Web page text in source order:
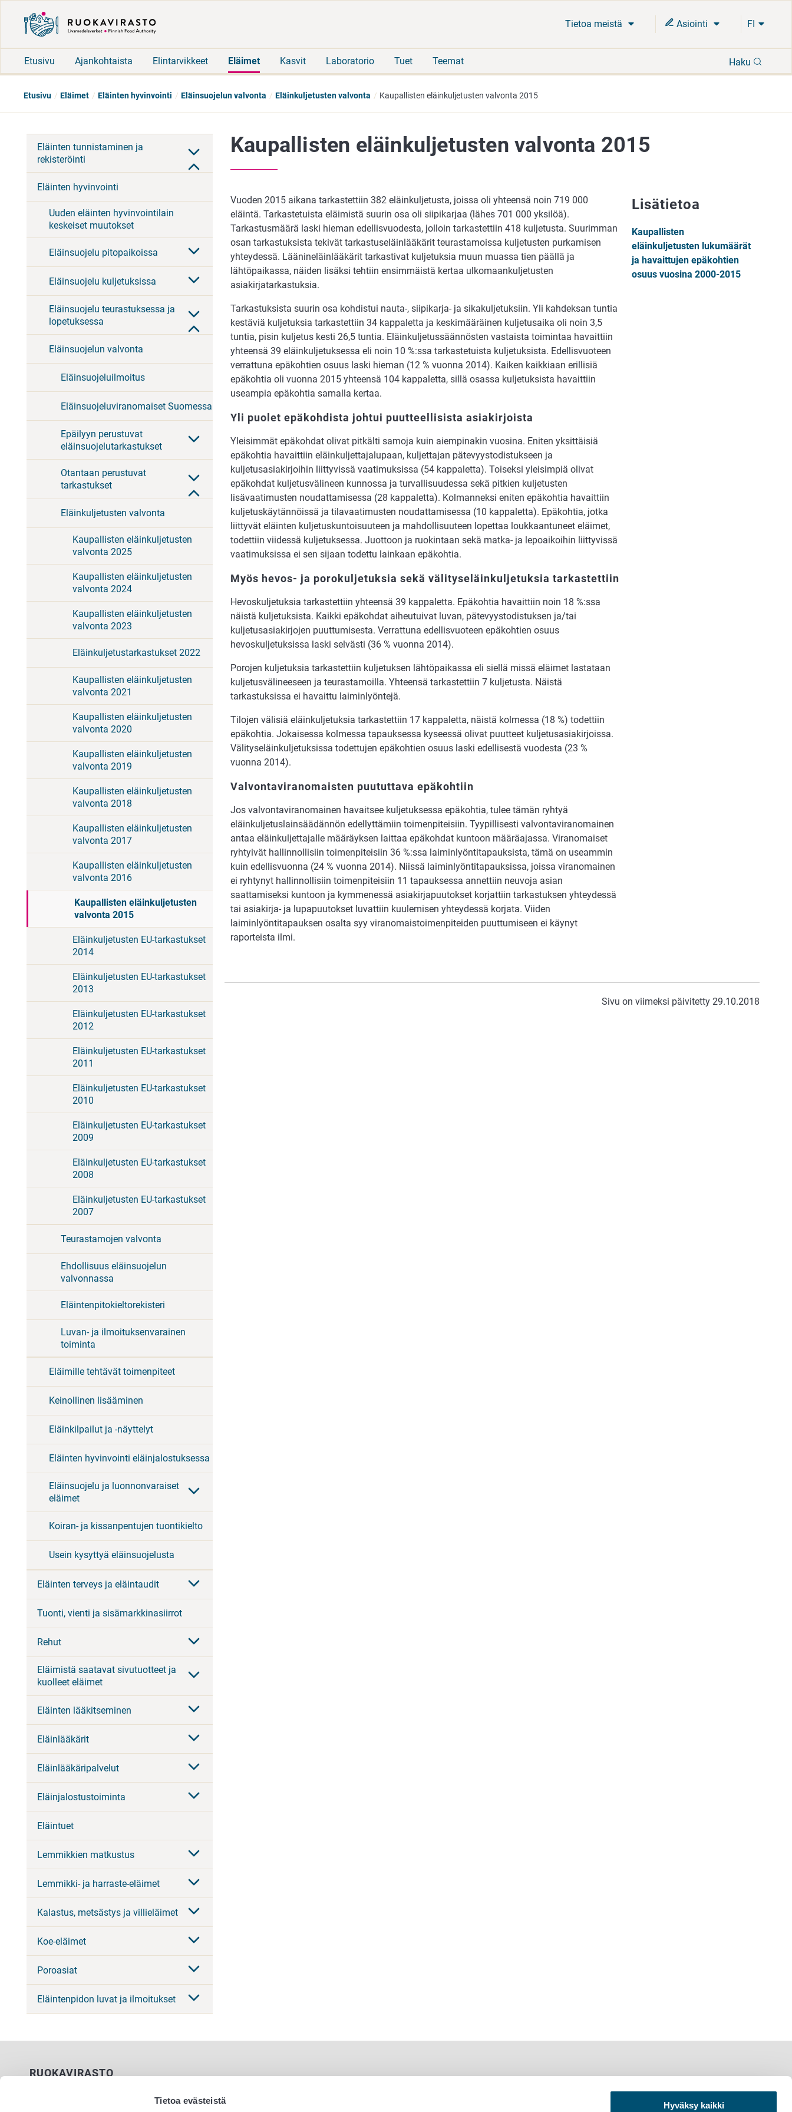
Tietoa evästeistä Hyväksy kaikki
Tietoa meistä Asiointi FI
Etusivu Ajankohtaista Elintarvikkeet Eläimet Kasvit Laboratorio Tuet Teemat Haku
Etusivu Eläimet Eläinten hyvinvointi Eläinsuojelun valvonta Eläinkuljetusten valvonta Kaupallisten eläinkuljetusten valvonta 2015
Eläinten tunnistaminen ja
rekisteröinti
Eläinten hyvinvointi
Uuden eläinten hyvinvointilain
keskeiset muutokset
Eläinsuojelu pitopaikoissa
Eläinsuojelu kuljetuksissa
Eläinsuojelu teurastuksessa ja
lopetuksessa
Eläinsuojelun valvonta
Eläinsuojeluilmoitus
Eläinsuojeluviranomaiset Suomessa
Epäilyyn perustuvat
eläinsuojelutarkastukset
Otantaan perustuvat
tarkastukset
Eläinkuljetusten valvonta
Kaupallisten eläinkuljetusten
valvonta 2025
Kaupallisten eläinkuljetusten
valvonta 2024
Kaupallisten eläinkuljetusten
valvonta 2023
Eläinkuljetustarkastukset 2022
Kaupallisten eläinkuljetusten
valvonta 2021
Kaupallisten eläinkuljetusten
valvonta 2020
Kaupallisten eläinkuljetusten
valvonta 2019
Kaupallisten eläinkuljetusten
valvonta 2018
Kaupallisten eläinkuljetusten
valvonta 2017
Kaupallisten eläinkuljetusten
valvonta 2016
Kaupallisten eläinkuljetusten
valvonta 2015
Eläinkuljetusten EU-tarkastukset
2014
Eläinkuljetusten EU-tarkastukset
2013
Eläinkuljetusten EU-tarkastukset
2012
Eläinkuljetusten EU-tarkastukset
2011
Eläinkuljetusten EU-tarkastukset
2010
Eläinkuljetusten EU-tarkastukset
2009
Eläinkuljetusten EU-tarkastukset
2008
Eläinkuljetusten EU-tarkastukset
2007
Teurastamojen valvonta
Ehdollisuus eläinsuojelun
valvonnassa
Eläintenpitokieltorekisteri
Luvan- ja ilmoituksenvarainen
toiminta
Eläimille tehtävät toimenpiteet
Keinollinen lisääminen
Eläinkilpailut ja -näyttelyt
Eläinten hyvinvointi eläinjalostuksessa
Eläinsuojelu ja luonnonvaraiset
eläimet
Koiran- ja kissanpentujen tuontikielto
Usein kysyttyä eläinsuojelusta
Eläinten terveys ja eläintaudit
Tuonti, vienti ja sisämarkkinasiirrot
Rehut
Eläimistä saatavat sivutuotteet ja
kuolleet eläimet
Eläinten lääkitseminen
Eläinlääkärit
Eläinlääkäripalvelut
Eläinjalostustoiminta
Eläintuet
Lemmikkien matkustus
Lemmikki- ja harraste-eläimet
Kalastus, metsästys ja villieläimet
Koe-eläimet
Poroasiat
Eläintenpidon luvat ja ilmoitukset
Kaupallisten eläinkuljetusten valvonta 2015
Vuoden 2015 aikana tarkastettiin 382 eläinkuljetusta, joissa oli yhteensä noin 719 000
eläintä. Tarkastetuista eläimistä suurin osa oli siipikarjaa (lähes 701 000 yksilöä).
Tarkastusmäärä laski hieman edellisvuodesta, jolloin tarkastettiin 418 kuljetusta. Suurimman
osan tarkastuksista tekivät tarkastuseläinlääkärit teurastamoissa kuljetusten purkamisen
yhteydessä. Läänineläinlääkärit tarkastivat kuljetuksia muun muassa tien päällä ja
lähtöpaikassa, näiden lisäksi tehtiin ensimmäistä kertaa ulkomaankuljetusten
asiakirjatarkastuksia.
Tarkastuksista suurin osa kohdistui nauta-, siipikarja- ja sikakuljetuksiin. Yli kahdeksan tuntia
kestäviä kuljetuksia tarkastettiin 34 kappaletta ja keskimääräinen kuljetusaika oli noin 3,5
tuntia, pisin kuljetus kesti 26,5 tuntia. Eläinkuljetussäännösten vastaista toimintaa havaittiin
yhteensä 39 eläinkuljetuksessa eli noin 10 %:ssa tarkastetuista kuljetuksista. Edellisvuoteen
verrattuna epäkohtien osuus laski hieman (12 % vuonna 2014). Kaiken kaikkiaan erillisiä
epäkohtia oli vuonna 2015 yhteensä 104 kappaletta, sillä osassa kuljetuksista havaittiin
useampia epäkohtia samalla kertaa.
Yli puolet epäkohdista johtui puutteellisista asiakirjoista
Yleisimmät epäkohdat olivat pitkälti samoja kuin aiempinakin vuosina. Eniten yksittäisiä
epäkohtia havaittiin eläinkuljettajalupaan, kuljettajan pätevyystodistukseen ja
kuljetusasiakirjoihin liittyvissä vaatimuksissa (54 kappaletta). Toiseksi yleisimpiä olivat
epäkohdat kuljetusvälineen kunnossa ja turvallisuudessa sekä pitkien kuljetusten
lisävaatimusten noudattamisessa (28 kappaletta). Kolmanneksi eniten epäkohtia havaittiin
kuljetuskäytännöissä ja tilavaatimusten noudattamisessa (10 kappaletta). Epäkohtia, jotka
liittyvät eläinten kuljetuskuntoisuuteen ja mahdollisuuteen lopettaa loukkaantuneet eläimet,
todettiin viidessä kuljetuksessa. Juottoon ja ruokintaan sekä matka- ja lepoaikoihin liittyvissä
vaatimuksissa ei sen sijaan todettu lainkaan epäkohtia.
Myös hevos- ja porokuljetuksia sekä välityseläinkuljetuksia tarkastettiin
Hevoskuljetuksia tarkastettiin yhteensä 39 kappaletta. Epäkohtia havaittiin noin 18 %:ssa
näistä kuljetuksista. Kaikki epäkohdat aiheutuivat luvan, pätevyystodistuksen ja/tai
kuljetusasiakirjojen puuttumisesta. Verrattuna edellisvuoteen epäkohtien osuus
hevoskuljetuksissa laski selvästi (36 % vuonna 2014).
Porojen kuljetuksia tarkastettiin kuljetuksen lähtöpaikassa eli siellä missä eläimet lastataan
kuljetusvälineeseen ja teurastamoilla. Yhteensä tarkastettiin 7 kuljetusta. Näistä
tarkastuksissa ei havaittu laiminlyöntejä.
Tilojen välisiä eläinkuljetuksia tarkastettiin 17 kappaletta, näistä kolmessa (18 %) todettiin
epäkohtia. Jokaisessa kolmessa tapauksessa kyseessä olivat puutteet kuljetusasiakirjoissa.
Välityseläinkuljetuksissa todettujen epäkohtien osuus laski edellisestä vuodesta (23 %
vuonna 2014).
Valvontaviranomaisten puututtava epäkohtiin
Jos valvontaviranomainen havaitsee kuljetuksessa epäkohtia, tulee tämän ryhtyä
eläinkuljetuslainsäädännön edellyttämiin toimenpiteisiin. Tyypillisesti valvontaviranomainen
antaa eläinkuljettajalle määräyksen laittaa epäkohdat kuntoon määräajassa. Viranomaiset
ryhtyivät hallinnollisiin toimenpiteisiin 36 %:ssa laiminlyöntitapauksista, tämä on useammin
kuin edellisvuonna (24 % vuonna 2014). Niissä laiminlyöntitapauksissa, joissa viranomainen
ei ryhtynyt hallinnollisiin toimenpiteisiin 11 tapauksessa annettiin neuvoja asian
saattamiseksi kuntoon ja kymmenessä asiakirjapuutokset korjattiin tarkastuksen yhteydessä
tai asiakirja- ja lupapuutokset luvattiin kuulemisen yhteydessä korjata. Viiden
laiminlyöntitapauksen osalta syy viranomaistoimenpiteiden puuttumiseen ei käynyt
raporteista ilmi.
Lisätietoa
Kaupallisten
eläinkuljetusten lukumäärät
ja havaittujen epäkohtien
osuus vuosina 2000-2015
Sivu on viimeksi päivitetty 29.10.2018
RUOKAVIRASTO